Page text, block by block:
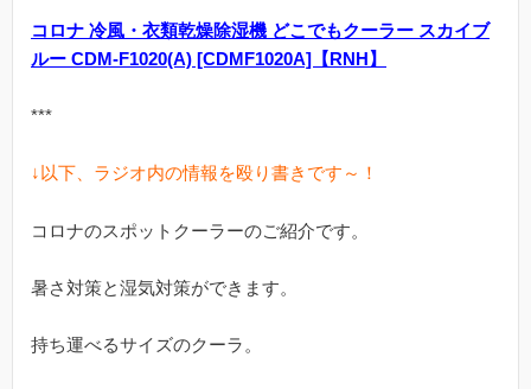
コロナ 冷風・衣類乾燥除湿機 どこでもクーラー スカイブ
ルー CDM-F1020(A) [CDMF1020A]【RNH】
***
↓以下、ラジオ内の情報を殴り書きです～！
コロナのスポットクーラーのご紹介です。
暑さ対策と湿気対策ができます。
持ち運べるサイズのクーラ。